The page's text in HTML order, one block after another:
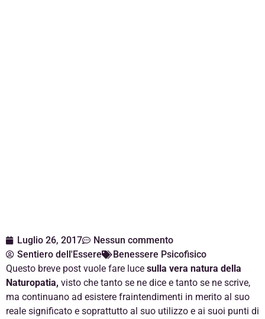
Luglio 26, 2017
Nessun commento
Sentiero dell'Essere
Benessere Psicofisico
Questo breve post vuole fare luce sulla vera natura della
Naturopatia, visto che tanto se ne dice e tanto se ne scrive,
ma continuano ad esistere fraintendimenti in merito al suo
reale significato e soprattutto al suo utilizzo e ai suoi punti di